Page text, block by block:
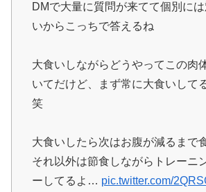
DMで大量に質問が来てて個別に
いからこっちで答えるね
大食いしながらどうやってこの肉
いてだけど、まず常に大食いして
笑
大食いしたら次はお腹が減るまで
それ以外は節食しながらトレーニ
ーしてるよ… pic.twitter.com/